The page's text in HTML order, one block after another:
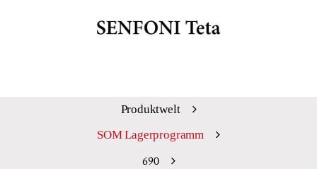
Produktwelt
SOM Lagerprogramm
690